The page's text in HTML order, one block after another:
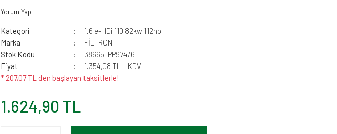
Yorum Yap
Kategori
1.6 e-HDi 110 82kw 112hp
Marka
FİLTRON
Stok Kodu
38665-PP974/6
Fiyat
1.354,08 TL + KDV
* 207,07 TL den başlayan taksitlerle!
1.624,90 TL